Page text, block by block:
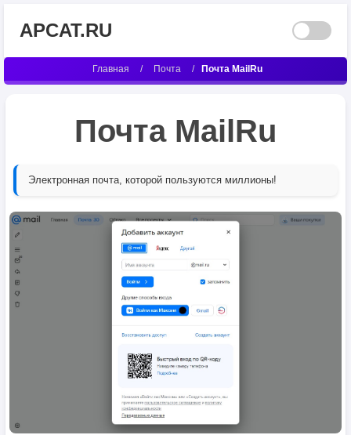
APCAT.RU
Главная / Почта / Почта MailRu
Почта MailRu
Электронная почта, которой пользуются миллионы!